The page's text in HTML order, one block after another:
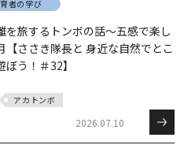
者の学び
を旅するトンボの話～五感で楽し
【ささき隊長と 身近な自然でとこ
ぼう！＃32】
アカトンボ
2026.07.10